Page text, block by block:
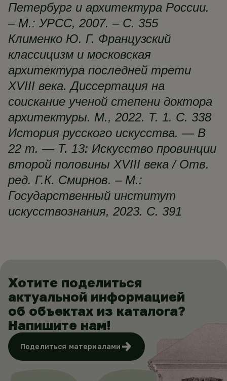
Петербург и архитектура России.
– М.: УРСС, 2007. – С. 355
Клименко Ю. Г. Французский
классицизм и московская
архитектура последней трети
XVIII века. Диссертация на
соискание ученой степени доктора
архитектуры. М., 2022. Т. 1. С. 338
История русского искусства. — В
22 т. — Т. 13: Искусство провинции
второй половины XVIII века / Отв.
ред. Г.К. Смирнов. – М.:
Государственный институт
искусствознания, 2023. С. 391
Хотите поделиться
актуальной информацией
об объектах из каталога?
Напишите нам!
Поделиться материалами